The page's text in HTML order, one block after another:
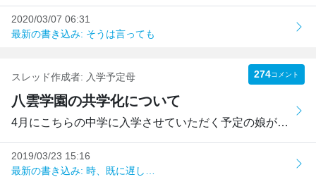
2020/03/07 06:31
最新の書き込み: そうは言っても
スレッド作成者: 入学予定母 274コメント
八雲学園の共学化について
4月にこちらの中学に入学させていただく予定の娘がおります。...
2019/03/23 15:16
最新の書き込み: 時、既に遅し…